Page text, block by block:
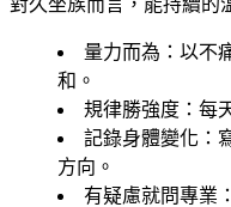
量力而為 ：以不
和。
規律勝強度 ：每
記錄身體變化 ：
方向。
有疑慮就問專業